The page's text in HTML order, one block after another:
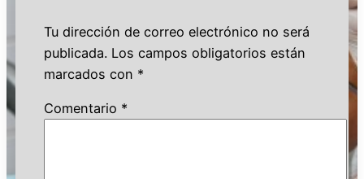
Tu dirección de correo electrónico no será
publicada. Los campos obligatorios están
marcados con *
Comentario *